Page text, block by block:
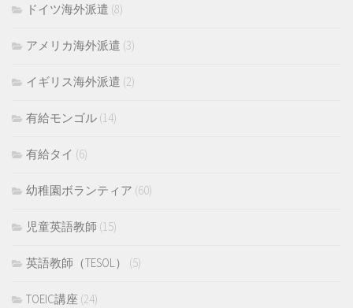
ドイツ海外派遣 (8)
アメリカ海外派遣 (3)
イギリス海外派遣 (2)
有給モンゴル (14)
有給タイ (6)
幼稚園ボランティア (60)
児童英語教師 (15)
英語教師（TESOL） (5)
TOEIC講座 (24)